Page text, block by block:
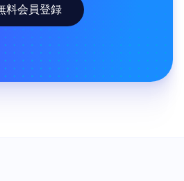
料会員登録